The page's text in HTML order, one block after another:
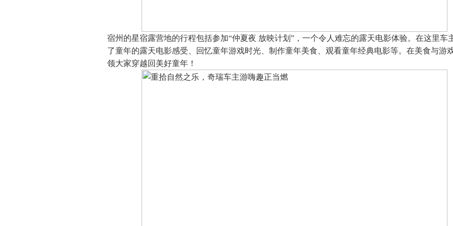
宿州的星宿露营地的行程包括参加“仲夏夜 放映计划”，一个令人难忘的露天电影体验。在这里车
了童年的露天电影感受、回忆童年游戏时光、制作童年美食、观看童年经典电影等。在美食与游
领大家穿越回美好童年！